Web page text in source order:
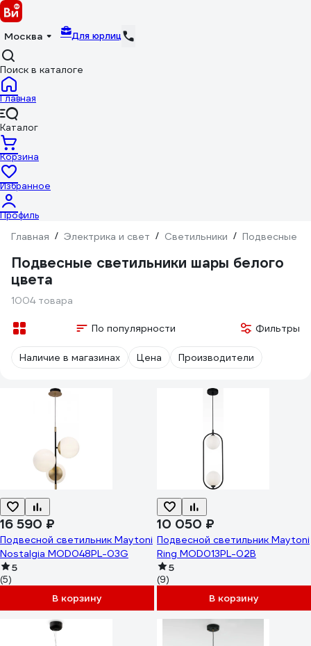
Москва Для юрлиц
Поиск в каталоге
Главная
Каталог
Корзина
Избранное
Профиль
Главная / Электрика и свет / Светильники / Подвесные
Подвесные светильники шары белого
цвета
1004 товара
По популярности Фильтры
Наличие в магазинах Цена Производители
16 590 ₽
Подвесной светильник Maytoni
Nostalgia MOD048PL-03G
5
(5)
В корзину
10 050 ₽
Подвесной светильник Maytoni
Ring MOD013PL-02B
5
(9)
В корзину